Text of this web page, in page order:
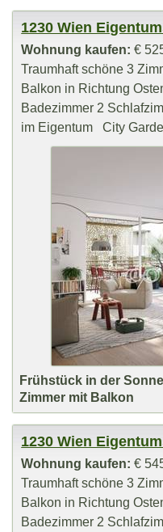
1230 Wien
Wohnung kaufen: €
Traumhaft schöne 3
Balkon in Richtung
Badezimmer 2
im Eigentum City
Frühstück in der
Zimmer mit Balkon
1230 Wien
Wohnung kaufen: €
Traumhaft schöne 3
Balkon in Richtung
Badezimmer 2